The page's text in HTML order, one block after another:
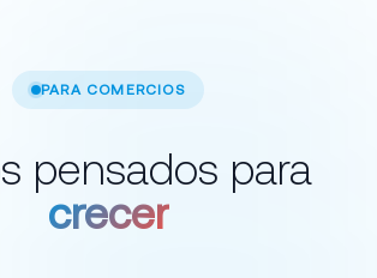
PARA COMERCIOS
pensados para
crecer